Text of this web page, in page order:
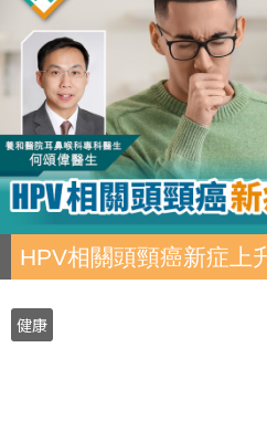
HPV相關頭頸癌新症上
健康